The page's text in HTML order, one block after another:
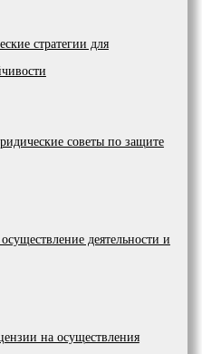
стратегии для
советы по защите
деятельности и
на осуществления